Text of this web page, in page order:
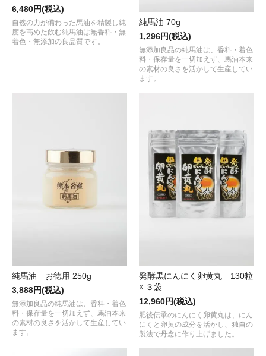
6,480円(税込)
自然の力が備わった馬油を精製し純
度を高めた飲む純馬油は無香料・無
着色・無添加の良品質です。
純馬油 70g
1,296円(税込)
無添加良品の純馬油は、香料・着色
料・保存量を一切加えず、馬油本来
の素材の良さを活かして生産してい
ます。
純馬油 お徳用 250g
3,888円(税込)
無添加良品の純馬油は、香料・着色
料・保存量を一切加えず、馬油本来
の素材の良さを活かして生産してい
ます。
発酵黒にんにく卵黄丸 130粒
☓ ３袋
12,960円(税込)
肥後伝承のにんにく卵黄丸は、にん
にくと卵黄の成分を活かし、独自の
製法で丹念に作り上げました。